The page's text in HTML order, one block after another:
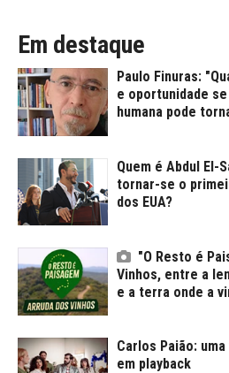
Em destaque
Paulo Finuras:
e oportunidade
humana pode
Quem é Abdul El-
tornar-se o
dos EUA?
"O Resto é
Vinhos, entre a
e a terra onde a
Carlos Paião:
em playback